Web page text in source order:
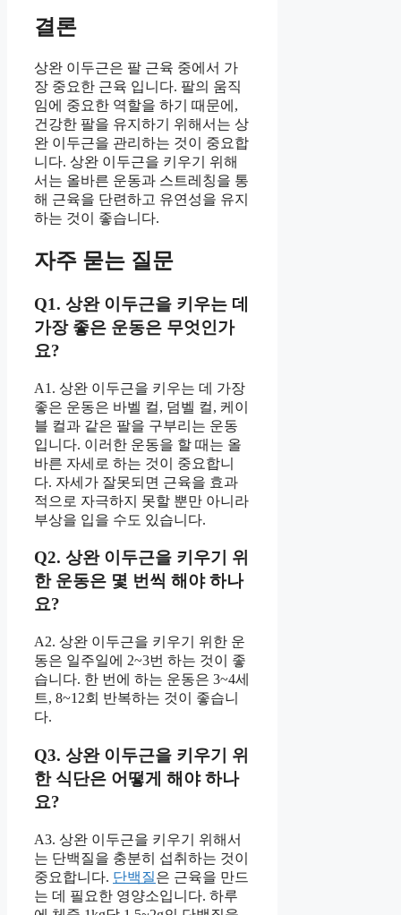
결론
상완 이두근은 팔 근육 중에서 가
장 중요한 근육 입니다. 팔의 움직
임에 중요한 역할을 하기 때문에,
건강한 팔을 유지하기 위해서는 상
완 이두근을 관리하는 것이 중요합
니다. 상완 이두근을 키우기 위해
서는 올바른 운동과 스트레칭을 통
해 근육을 단련하고 유연성을 유지
하는 것이 좋습니다.
자주 묻는 질문
Q1. 상완 이두근을 키우는 데
가장 좋은 운동은 무엇인가
요?
A1. 상완 이두근을 키우는 데 가장
좋은 운동은 바벨 컬, 덤벨 컬, 케이
블 컬과 같은 팔을 구부리는 운동
입니다. 이러한 운동을 할 때는 올
바른 자세로 하는 것이 중요합니
다. 자세가 잘못되면 근육을 효과
적으로 자극하지 못할 뿐만 아니라
부상을 입을 수도 있습니다.
Q2. 상완 이두근을 키우기 위
한 운동은 몇 번씩 해야 하나
요?
A2. 상완 이두근을 키우기 위한 운
동은 일주일에 2~3번 하는 것이 좋
습니다. 한 번에 하는 운동은 3~4세
트, 8~12회 반복하는 것이 좋습니
다.
Q3. 상완 이두근을 키우기 위
한 식단은 어떻게 해야 하나
요?
A3. 상완 이두근을 키우기 위해서
는 단백질을 충분히 섭취하는 것이
중요합니다. 단백질은 근육을 만드
는 데 필요한 영양소입니다. 하루